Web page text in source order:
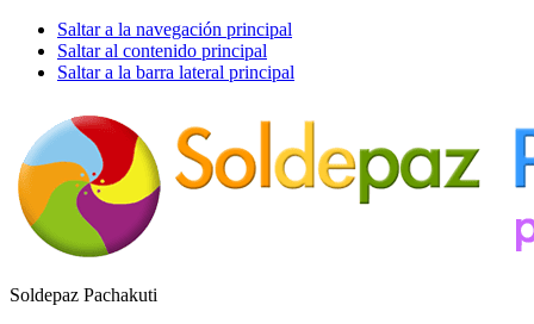
Saltar a la navegación principal
Saltar al contenido principal
Saltar a la barra lateral principal
Soldepaz Pachakuti